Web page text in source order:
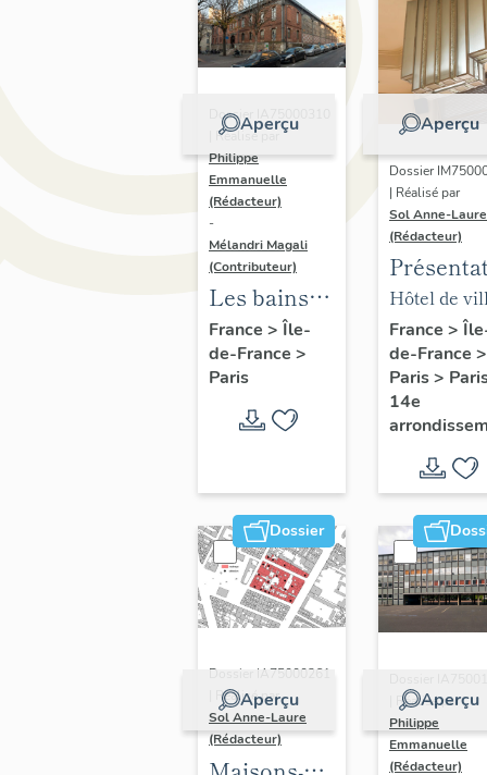
Aperçu
Dossier IA75000310
| Réalisé par
Philippe
Emmanuelle
(Rédacteur)
-
Mélandri Magali
(Contributeur)
Les bains
douches
municipaux
de la ville
de Paris
France > Île-
de-France >
Paris
Aperçu
Dossier
| Réalisé par
Sol Anne-Laure
(Rédacteur)
du
de la
annexe
Hôtel de
annexe
France >
de-France >
Paris>
14e
Dossier
Aperçu
Dossier IA75000261
| Réalisé par
Sol Anne-Laure
(Rédacteur)
Aperçu
| Réalisé par
Philippe
Emmanuelle
(Rédacteur)